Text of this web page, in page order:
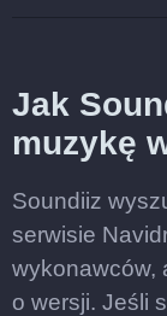
Jak
muzykę
Soundiiz
serwisie
wykonawców,
o wersji. Jeśli